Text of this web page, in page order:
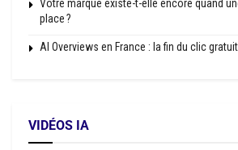
Votre marque existe-t-elle encore quand
place ?
AI Overviews en France : la fin du clic gratuit
VIDÉOS IA